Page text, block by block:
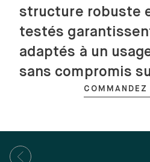
structure robuste
testés
adaptés à un
sans compromis